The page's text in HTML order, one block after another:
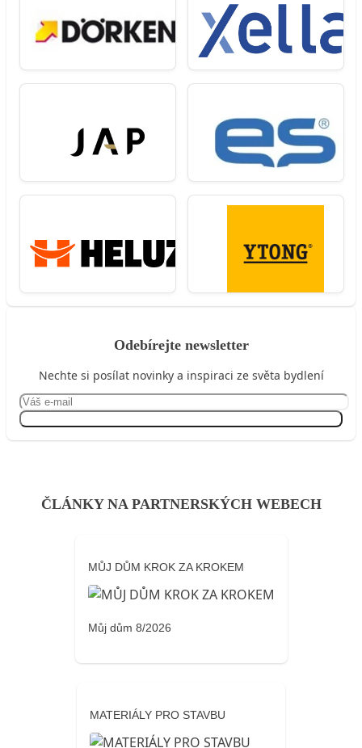
Odebírejte newsletter
Nechte si posílat novinky a inspiraci ze světa bydlení
ČLÁNKY NA PARTNERSKÝCH WEBECH
MŮJ DŮM KROK ZA KROKEM
Můj dům 8/2026
MATERIÁLY PRO STAVBU